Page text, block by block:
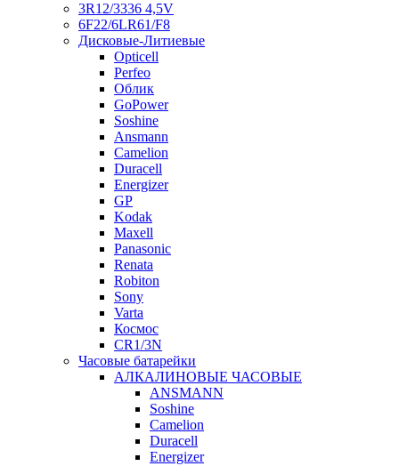
3R12/3336 4,5V
6F22/6LR61/F8
Дисковые-Литиевые
Opticell
Perfeo
Облик
GoPower
Soshine
Ansmann
Camelion
Duracell
Energizer
GP
Kodak
Maxell
Panasonic
Renata
Robiton
Sony
Varta
Космос
CR1/3N
Часовые батарейки
АЛКАЛИНОВЫЕ ЧАСОВЫЕ
ANSMANN
Soshine
Camelion
Duracell
Energizer